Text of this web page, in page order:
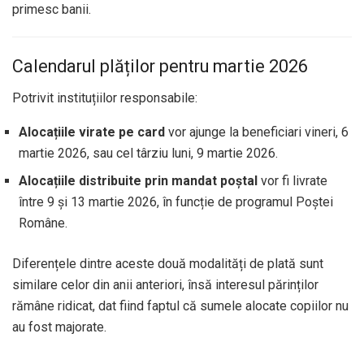
primesc banii.
Calendarul plăților pentru martie 2026
Potrivit instituțiilor responsabile:
Alocațiile virate pe card vor ajunge la beneficiari vineri, 6
martie 2026, sau cel târziu luni, 9 martie 2026.
Alocațiile distribuite prin mandat poștal vor fi livrate
între 9 și 13 martie 2026, în funcție de programul Poștei
Române.
Diferențele dintre aceste două modalități de plată sunt
similare celor din anii anteriori, însă interesul părinților
rămâne ridicat, dat fiind faptul că sumele alocate copiilor nu
au fost majorate.